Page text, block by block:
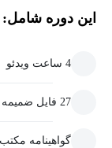
این دوره شامل:
4 ساعت ویدئو
27 فایل ضمیمه قابل دانلود
گواهینامه